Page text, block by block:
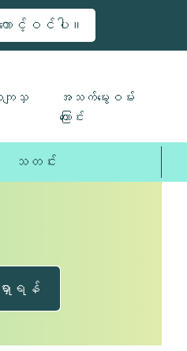
ောင့်ဝင်ပါ။
ကျသှ
အသက်မွေးဝမ်း
ကြောင်း
သတင်း
ရှာရန်